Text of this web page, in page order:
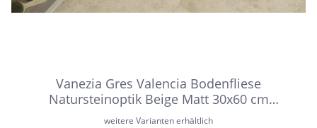
Vanezia Gres Valencia Bodenfliese
Natursteinoptik Beige Matt 30x60 cm
rektifiziert R10B
weitere Varianten erhältlich